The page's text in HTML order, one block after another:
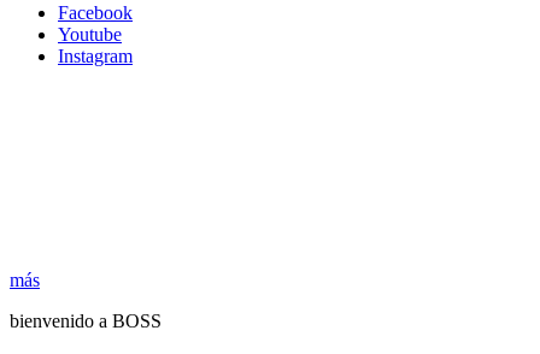
Facebook
Youtube
Instagram
más
bienvenido a BOSS